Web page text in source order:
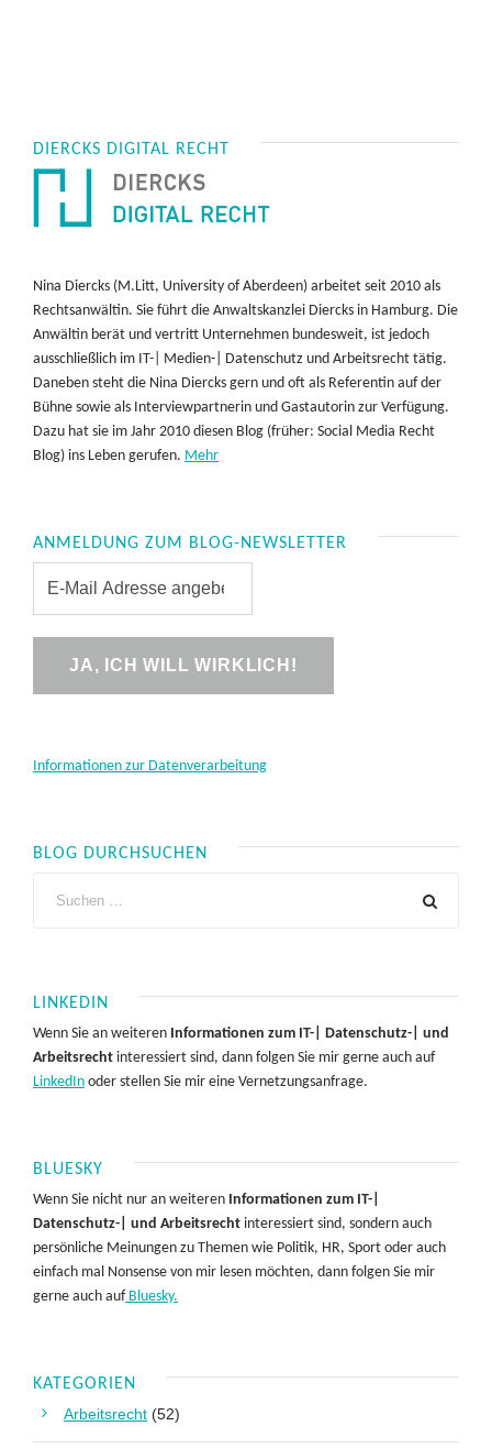
DIERCKS DIGITAL RECHT
Nina Diercks (M.Litt, University of Aberdeen) arbeitet seit 2010 als
Rechtsanwältin. Sie führt die Anwaltskanzlei Diercks in Hamburg. Die
Anwältin berät und vertritt Unternehmen bundesweit, ist jedoch
ausschließlich im IT-| Medien-| Datenschutz und Arbeitsrecht tätig.
Daneben steht die Nina Diercks gern und oft als Referentin auf der
Bühne sowie als Interviewpartnerin und Gastautorin zur Verfügung.
Dazu hat sie im Jahr 2010 diesen Blog (früher: Social Media Recht
Blog) ins Leben gerufen. Mehr
ANMELDUNG ZUM BLOG-NEWSLETTER
Informationen zur Datenverarbeitung
BLOG DURCHSUCHEN
LINKEDIN
Wenn Sie an weiteren Informationen zum IT-| Datenschutz-| und
Arbeitsrecht interessiert sind, dann folgen Sie mir gerne auch auf
LinkedIn oder stellen Sie mir eine Vernetzungsanfrage.
BLUESKY
Wenn Sie nicht nur an weiteren Informationen zum IT-|
Datenschutz-| und Arbeitsrecht interessiert sind, sondern auch
persönliche Meinungen zu Themen wie Politik, HR, Sport oder auch
einfach mal Nonsense von mir lesen möchten, dann folgen Sie mir
gerne auch aufBluesky.
KATEGORIEN
Arbeitsrecht (52)